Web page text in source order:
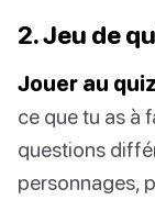
2. Jeu de
Jouer au
ce que tu as à
questions
personnages,